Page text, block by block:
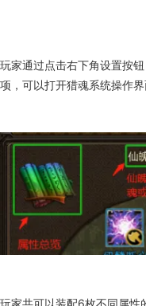
玩家通过点击右下角设置按
项，可以打开猎魂系统操作界
玩家共可以装配6枚不同属性